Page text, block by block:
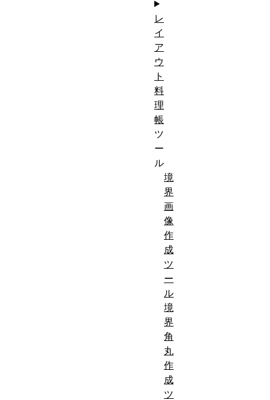
レ
イ
ア
ウ
ト
料
理
帳
ツ
ー
ル
境
界
画
像
作
成
ツ
ー
ル
境
界
角
丸
作
成
ツ